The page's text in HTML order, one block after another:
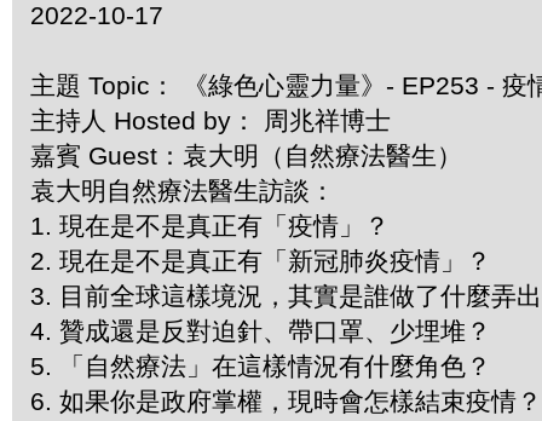
2022-10-17
主題 Topic： 《綠色心靈力量》- EP253 - 疫
主持人 Hosted by： 周兆祥博士
嘉賓 Guest：袁大明（自然療法醫生）
袁大明自然療法醫生訪談：
1. 現在是不是真正有「疫情」？
2. 現在是不是真正有「新冠肺炎疫情」？
3. 目前全球這樣境況，其實是誰做了什麼弄
4. 贊成還是反對迫針、帶口罩、少埋堆？
5. 「自然療法」在這樣情況有什麼角色？
6. 如果你是政府掌權，現時會怎樣結束疫情？